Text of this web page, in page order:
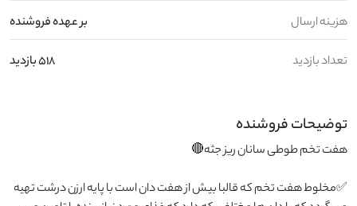
هزینه ارسال بر عهده فروشنده
تعداد بازدید 518 بازدید
توضیحات فروشنده